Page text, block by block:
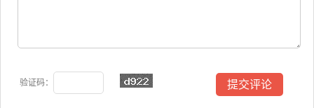
验证码：